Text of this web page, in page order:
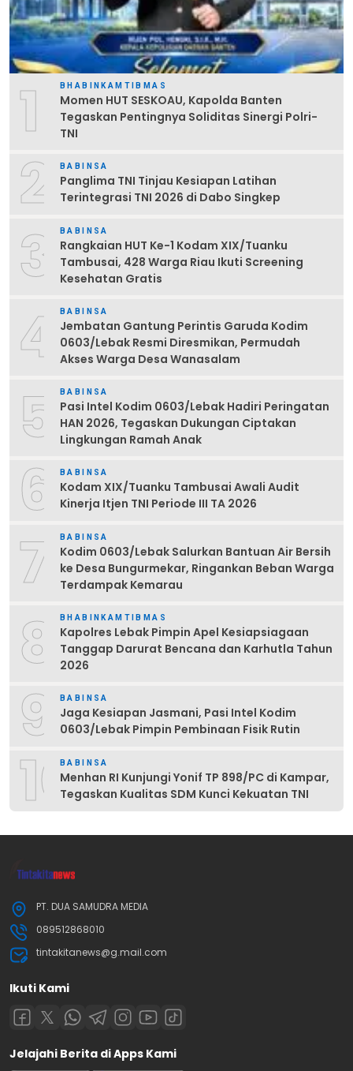
1 BHABINKAMTIBMAS
Momen HUT SESKOAU, Kapolda Banten
Tegaskan Pentingnya Soliditas Sinergi Polri-
TNI
2 BABINSA
Panglima TNI Tinjau Kesiapan Latihan
Terintegrasi TNI 2026 di Dabo Singkep
3 BABINSA
Rangkaian HUT Ke-1 Kodam XIX/Tuanku
Tambusai, 428 Warga Riau Ikuti Screening
Kesehatan Gratis
4 BABINSA
Jembatan Gantung Perintis Garuda Kodim
0603/Lebak Resmi Diresmikan, Permudah
Akses Warga Desa Wanasalam
5 BABINSA
Pasi Intel Kodim 0603/Lebak Hadiri Peringatan
HAN 2026, Tegaskan Dukungan Ciptakan
Lingkungan Ramah Anak
6 BABINSA
Kodam XIX/Tuanku Tambusai Awali Audit
Kinerja Itjen TNI Periode III TA 2026
7 BABINSA
Kodim 0603/Lebak Salurkan Bantuan Air Bersih
ke Desa Bungurmekar, Ringankan Beban Warga
Terdampak Kemarau
8 BHABINKAMTIBMAS
Kapolres Lebak Pimpin Apel Kesiapsiagaan
Tanggap Darurat Bencana dan Karhutla Tahun
2026
9 BABINSA
Jaga Kesiapan Jasmani, Pasi Intel Kodim
0603/Lebak Pimpin Pembinaan Fisik Rutin
10BABINSA
Menhan RI Kunjungi Yonif TP 898/PC di Kampar,
Tegaskan Kualitas SDM Kunci Kekuatan TNI
PT. DUA SAMUDRA MEDIA
089512868010
tintakitanews@g.mail.com
Ikuti Kami
Jelajahi Berita di Apps Kami